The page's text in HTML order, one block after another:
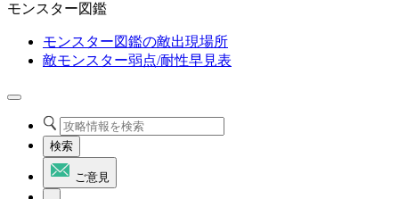
モンスター図鑑
モンスター図鑑の敵出現場所
敵モンスター弱点/耐性早見表
検索
ご意見